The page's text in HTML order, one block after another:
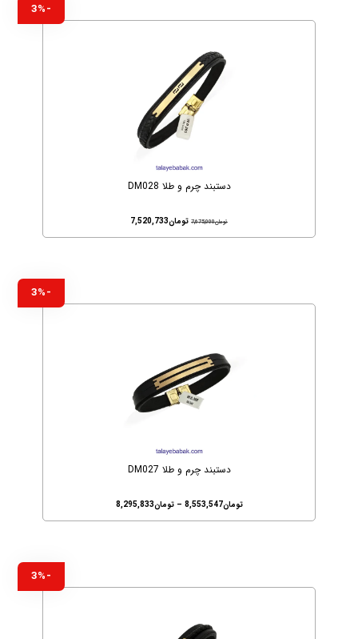
-3%
دستبند چرم و طلا DM028
تومان7,675,000 تومان7,520,733
-3%
دستبند چرم و طلا DM027
تومان8,553,547
– تومان8,295,833
-3%